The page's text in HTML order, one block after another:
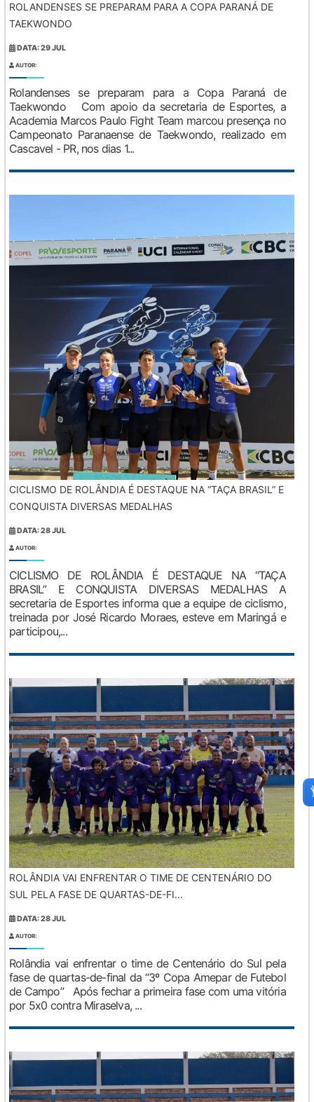
ROLANDENSES SE PREPARAM PARA A COPA PARANÁ DE
TAEKWONDO
DATA: 29 JUL
AUTOR:
Rolandenses se preparam para a Copa Paraná de
Taekwondo Com apoio da secretaria de Esportes, a
Academia Marcos Paulo Fight Team marcou presença no
Campeonato Paranaense de Taekwondo, realizado em
Cascavel - PR, nos dias 1...
CICLISMO DE ROLÂNDIA É DESTAQUE NA “TAÇA BRASIL” E
CONQUISTA DIVERSAS MEDALHAS
DATA: 28 JUL
AUTOR:
CICLISMO DE ROLÂNDIA É DESTAQUE NA “TAÇA
BRASIL” E CONQUISTA DIVERSAS MEDALHAS A
secretaria de Esportes informa que a equipe de ciclismo,
treinada por José Ricardo Moraes, esteve em Maringá e
participou,...
ROLÂNDIA VAI ENFRENTAR O TIME DE CENTENÁRIO DO
SUL PELA FASE DE QUARTAS-DE-FI...
DATA: 28 JUL
AUTOR:
Rolândia vai enfrentar o time de Centenário do Sul pela
fase de quartas-de-final da “3º Copa Amepar de Futebol
de Campo” Após fechar a primeira fase com uma vitória
por 5x0 contra Miraselva, ...